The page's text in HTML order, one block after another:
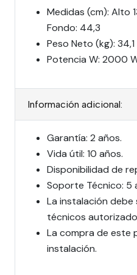
Medidas (cm): Alto
Fondo: 44,3
Peso Neto (kg): 34,1
Potencia W: 2000
Información adicional:
Garantía: 2 años.
Vida útil: 10 años.
Disponibilidad de
Soporte Técnico: 5
La instalación
técnicos
La compra de este
instalación.